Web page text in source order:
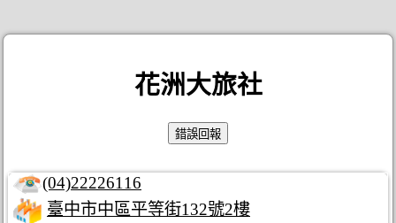
花洲大旅社
(04)22226116
臺中市中區平等街132號2樓